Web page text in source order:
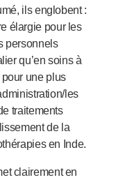
ils englobent :
élargie pour les
personnels
qu’en soins à
une plus
les
traitements
de la
en Inde.
clairement en